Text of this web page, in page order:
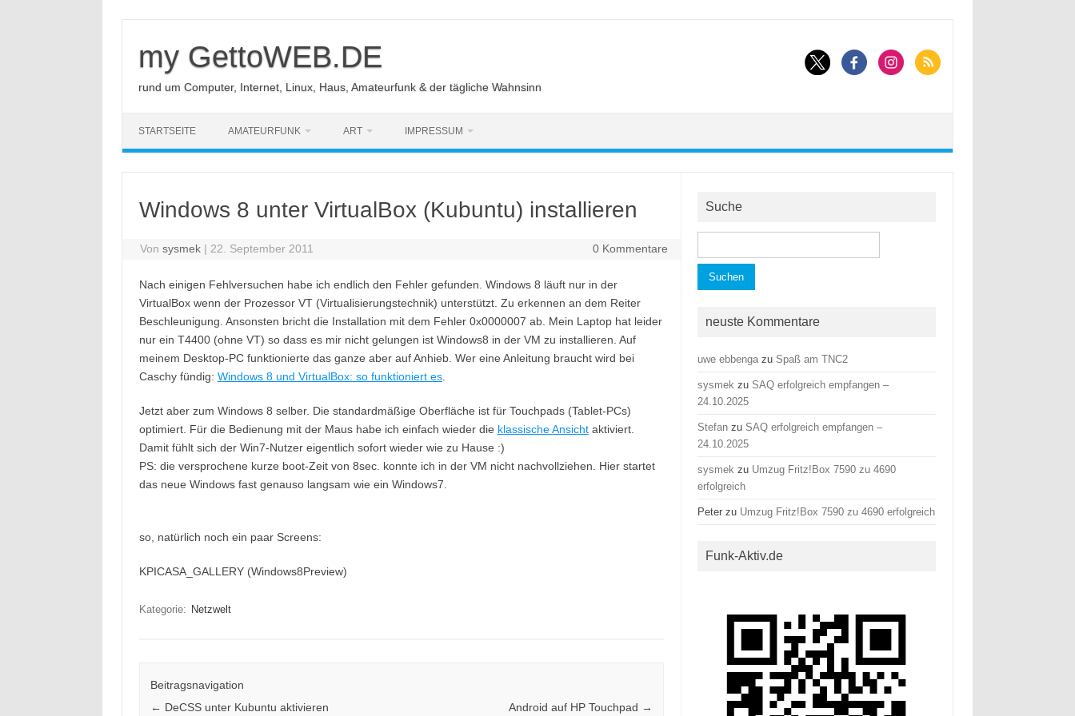
my GettoWEB.DE
rund um Computer, Internet, Linux, Haus, Amateurfunk & der tägliche Wahnsinn
STARTSEITE AMATEURFUNK ART IMPRESSUM
Windows 8 unter VirtualBox (Kubuntu) installieren
Vonsysmek | 22. September 2011 0 Kommentare
Nach einigen Fehlversuchen habe ich endlich den Fehler gefunden. Windows 8 läuft nur in der
VirtualBox wenn der Prozessor VT (Virtualisierungstechnik) unterstützt. Zu erkennen an dem Reiter
Beschleunigung. Ansonsten bricht die Installation mit dem Fehler 0x0000007 ab. Mein Laptop hat leider
nur ein T4400 (ohne VT) so dass es mir nicht gelungen ist Windows8 in der VM zu installieren. Auf
meinem Desktop-PC funktionierte das ganze aber auf Anhieb. Wer eine Anleitung braucht wird bei
Caschy fündig: Windows 8 und VirtualBox: so funktioniert es.
Jetzt aber zum Windows 8 selber. Die standardmäßige Oberfläche ist für Touchpads (Tablet-PCs)
optimiert. Für die Bedienung mit der Maus habe ich einfach wieder die klassische Ansichtaktiviert.
Damit fühlt sich der Win7-Nutzer eigentlich sofort wieder wie zu Hause :)
PS: die versprochene kurze boot-Zeit von 8sec. konnte ich in der VM nicht nachvollziehen. Hier startet
das neue Windows fast genauso langsam wie ein Windows7.
so, natürlich noch ein paar Screens:
KPICASA_GALLERY (Windows8Preview)
Kategorie: Netzwelt
Beitragsnavigation
← DeCSS unter Kubuntu aktivieren Android auf HP Touchpad →
Suche
nach:
neuste Kommentare
uwe ebbenga zu Spaß am TNC2
sysmek zu SAQ erfolgreich empfangen –
24.10.2025
Stefan zu SAQ erfolgreich empfangen –
24.10.2025
sysmek zu Umzug Fritz!Box 7590 zu 4690
erfolgreich
Peter zu Umzug Fritz!Box 7590 zu 4690 erfolgreich
Funk-Aktiv.de